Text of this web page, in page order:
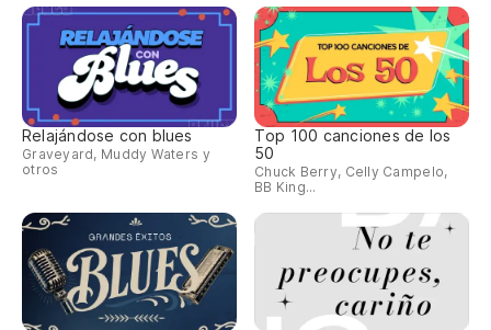
Relajándose con blues
Graveyard, Muddy Waters y
otros
Top 100 canciones de los
50
Chuck Berry, Celly Campelo,
BB King...